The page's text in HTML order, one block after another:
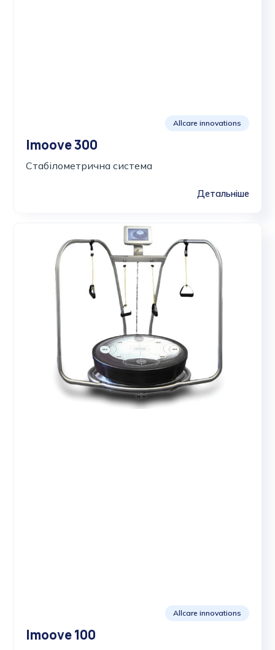
Allcare innovations
Imoove 300
Стабілометрична система
Детальніше
Allcare innovations
Imoove 100